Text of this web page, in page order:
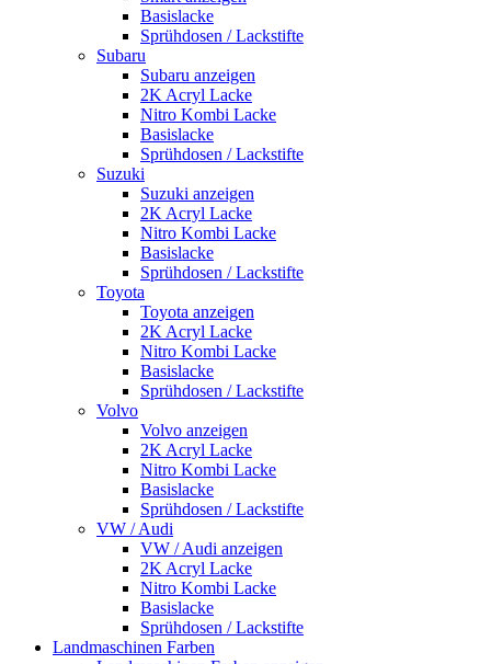
Basislacke
Sprühdosen / Lackstifte
Subaru
Subaru anzeigen
2K Acryl Lacke
Nitro Kombi Lacke
Basislacke
Sprühdosen / Lackstifte
Suzuki
Suzuki anzeigen
2K Acryl Lacke
Nitro Kombi Lacke
Basislacke
Sprühdosen / Lackstifte
Toyota
Toyota anzeigen
2K Acryl Lacke
Nitro Kombi Lacke
Basislacke
Sprühdosen / Lackstifte
Volvo
Volvo anzeigen
2K Acryl Lacke
Nitro Kombi Lacke
Basislacke
Sprühdosen / Lackstifte
VW / Audi
VW / Audi anzeigen
2K Acryl Lacke
Nitro Kombi Lacke
Basislacke
Sprühdosen / Lackstifte
Landmaschinen Farben